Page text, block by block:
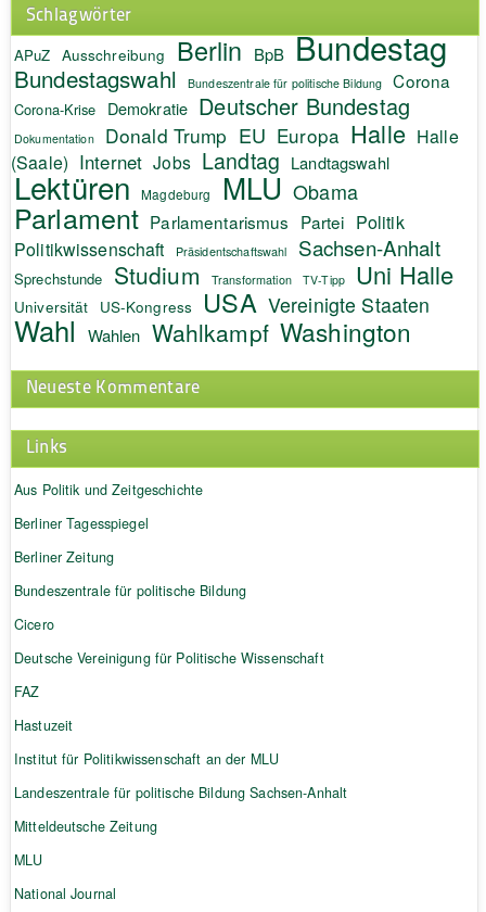
Schlagwörter
APuZ Ausschreibung Berlin BpB Bundestag
Bundestagswahl Bundeszentrale für politische Bildung Corona
Corona-Krise Demokratie Deutscher Bundestag
Dokumentation Donald Trump EU Europa Halle Halle
(Saale) Internet Jobs Landtag Landtagswahl
Lektüren Magdeburg MLU Obama
Parlament Parlamentarismus Partei Politik
Politikwissenschaft Präsidentschaftswahl Sachsen-Anhalt
Sprechstunde Studium Transformation TV-Tipp Uni Halle
Universität US-Kongress USA Vereinigte Staaten
Wahl Wahlen Wahlkampf Washington
Neueste Kommentare
Links
Aus Politik und Zeitgeschichte
Berliner Tagesspiegel
Berliner Zeitung
Bundeszentrale für politische Bildung
Cicero
Deutsche Vereinigung für Politische Wissenschaft
FAZ
Hastuzeit
Institut für Politikwissenschaft an der MLU
Landeszentrale für politische Bildung Sachsen-Anhalt
Mitteldeutsche Zeitung
MLU
National Journal